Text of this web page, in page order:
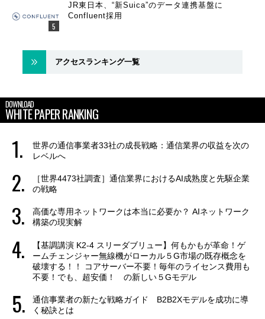
JR東日本、“新Suica”のデータ連携基盤に
Confluent採用
アクセスランキング一覧
DOWNLOAD
WHITE PAPER RANKING
世界の通信事業者33社の成長戦略：通信業界の収益を次の
レベルへ
［世界4473社調査］通信業界におけるAI成熟度と先駆企業
の戦略
高価な専用ネットワークは本当に必要か？ AIネットワーク
構築の現実解
【基調講演 K2-4 スリーダブリュー】何もかもが革命！ゲ
ームチェンジャー無線機がローカル５G市場の既存概念を
破壊する！！ コアサーバー不要！毎年のライセンス費用も
不要！でも、超安価！ の新しい５Gモデル
通信事業者の新たな戦略ガイド B2B2Xモデルを成功に導
く秘訣とは